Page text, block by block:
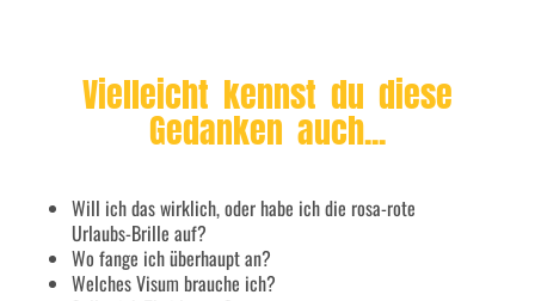
Vielleicht kennst du diese
Gedanken auch...
Will ich das wirklich, oder habe ich die rosa-rote
Urlaubs-Brille auf?
Wo fange ich überhaupt an?
Welches Visum brauche ich?